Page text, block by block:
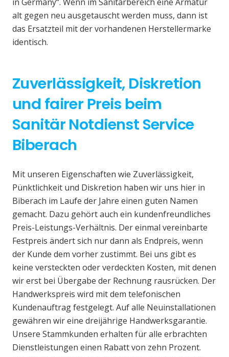
alt gegen neu ausgetauscht werden muss, dann ist
das Ersatzteil mit der vorhandenen Herstellermarke
identisch.
Zuverlässigkeit, Diskretion
und fairer Preis beim
Sanitär Notdienst Service
Biberach
Mit unseren Eigenschaften wie Zuverlässigkeit,
Pünktlichkeit und Diskretion haben wir uns hier in
Biberach im Laufe der Jahre einen guten Namen
gemacht. Dazu gehört auch ein kundenfreundliches
Preis-Leistungs-Verhältnis. Der einmal vereinbarte
Festpreis ändert sich nur dann als Endpreis, wenn
der Kunde dem vorher zustimmt. Bei uns gibt es
keine versteckten oder verdeckten Kosten, mit denen
wir erst bei Übergabe der Rechnung rausrücken. Der
Handwerkspreis wird mit dem telefonischen
Kundenauftrag festgelegt. Auf alle Neuinstallationen
gewähren wir eine dreijährige Handwerksgarantie.
Unsere Stammkunden erhalten für alle erbrachten
Dienstleistungen einen Rabatt von zehn Prozent.